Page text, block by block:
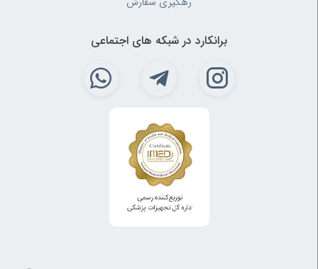
برانکارد در شبکه های اجتماعی